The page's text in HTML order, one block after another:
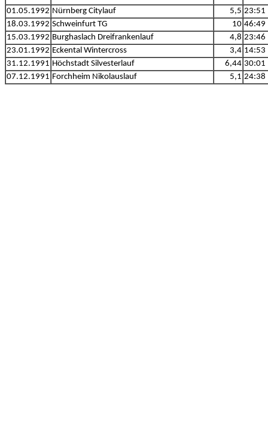
01.05.1992 Nürnberg Citylauf 5,5 23:51
18.03.1992 Schweinfurt TG 10 46:49
15.03.1992 Burghaslach Dreifrankenlauf 4,8 23:46
23.01.1992 Eckental Wintercross 3,4 14:53
31.12.1991 Höchstadt Silvesterlauf 6,44 30:01
07.12.1991 Forchheim Nikolauslauf 5,1 24:38